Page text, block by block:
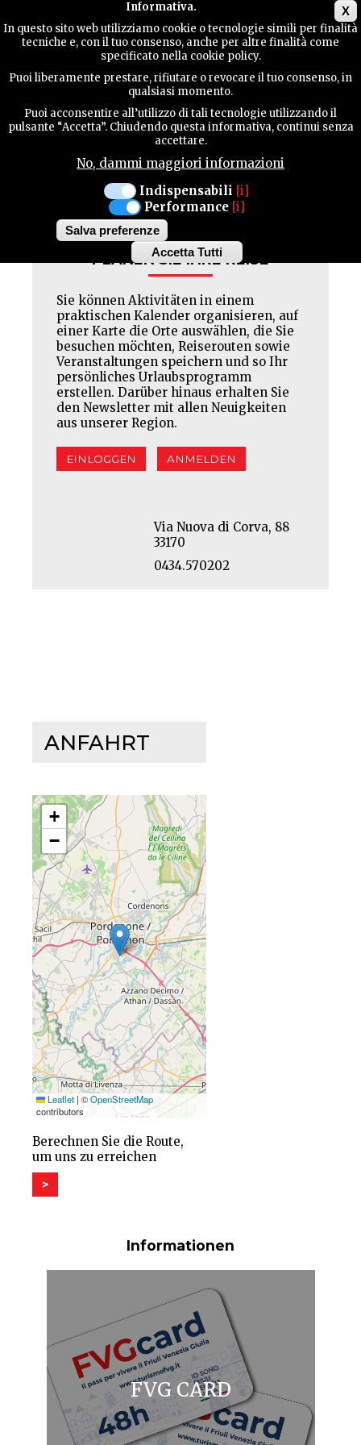
X
Informativa.
In questo sito web utilizziamo cookie o tecnologie simili per finalità
tecniche e, con il tuo consenso, anche per altre finalità come
specificato nella cookie policy.
Puoi liberamente prestare, rifiutare o revocare il tuo consenso, in
qualsiasi momento.
Puoi acconsentire all’utilizzo di tali tecnologie utilizzando il
pulsante “Accetta”. Chiudendo questa informativa, continui senza
accettare.
No, dammi maggiori informazioni
Indispensabili [i]
Performance [i]
Salva preferenze
Accetta Tutti
Withdraw
TERRITORIUM
KONTAKTE
ALLA FATTORIA
Geschlossen : MER
Facebook
Twitter
Pinterest
PLANEN SIE IHRE REISE
Sie können Aktivitäten in einem
praktischen Kalender organisieren, auf
einer Karte die Orte auswählen, die Sie
besuchen möchten, Reiserouten sowie
Veranstaltungen speichern und so Ihr
persönliches Urlaubsprogramm
erstellen. Darüber hinaus erhalten Sie
den Newsletter mit allen Neuigkeiten
aus unserer Region.
EINLOGGEN ANMELDEN
Via Nuova di Corva, 88
33170
0434.570202
ANFAHRT
+
−
Leaflet | ©OpenStreetMap
contributors
Berechnen Sie die Route,
um uns zu erreichen
>
Informationen
FVG CARD